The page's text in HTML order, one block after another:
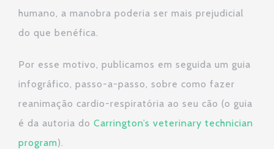
humano, a manobra poderia ser mais prejudicial
do que benéfica.
Por esse motivo, publicamos em seguida um guia
infográfico, passo-a-passo, sobre como fazer
reanimação cardio-respiratória ao seu cão (o guia
é da autoria do Carrington’s veterinary technician
program).